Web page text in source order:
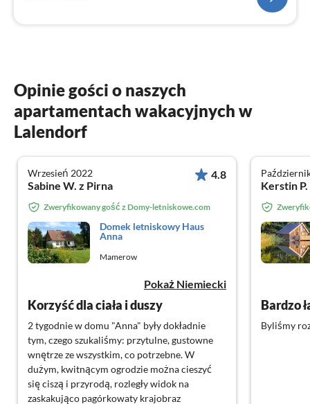
Opinie gości o naszych
apartamentach wakacyjnych w
Lalendorf
Wrzesień 2022
Sabine W. z Pirna
4.8
Zweryfikowany gość z Domy-letniskowe.com
Domek letniskowy Haus
Anna
Mamerow
Pokaż Niemiecki
Korzyść dla ciała i duszy
2 tygodnie w domu "Anna" były dokładnie
tym, czego szukaliśmy: przytulne, gustowne
wnętrze ze wszystkim, co potrzebne. W
dużym, kwitnącym ogrodzie można cieszyć
się ciszą i przyrodą, rozległy widok na
zaskakująco pagórkowaty krajobraz
Kerstin
Byliśmy